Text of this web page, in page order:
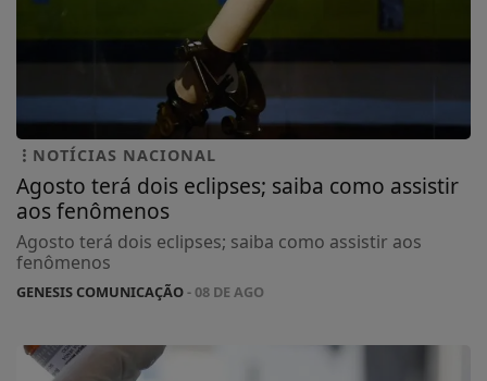
NOTÍCIAS NACIONAL
Agosto terá dois eclipses; saiba como assistir
aos fenômenos
Agosto terá dois eclipses; saiba como assistir aos
fenômenos
GENESIS COMUNICAÇÃO- 08 DE AGO